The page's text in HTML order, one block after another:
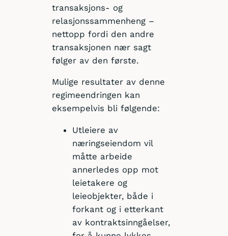
transaksjons- og
relasjonssammenheng –
nettopp fordi den andre
transaksjonen nær sagt
følger av den første.
Mulige resultater av denne
regimeendringen kan
eksempelvis bli følgende:
Utleiere av
næringseiendom vil
måtte arbeide
annerledes opp mot
leietakere og
leieobjekter, både i
forkant og i etterkant
av kontraktsinngåelser,